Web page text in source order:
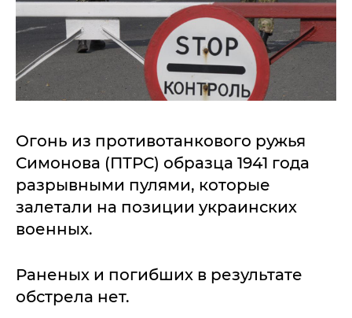
Огонь из противотанкового ружья
Симонова (ПТРС) образца 1941 года
разрывными пулями, которые
залетали на позиции украинских
военных.
Раненых и погибших в результате
обстрела нет.